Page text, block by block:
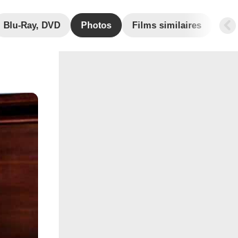
Blu-Ray, DVD Photos Films similaires